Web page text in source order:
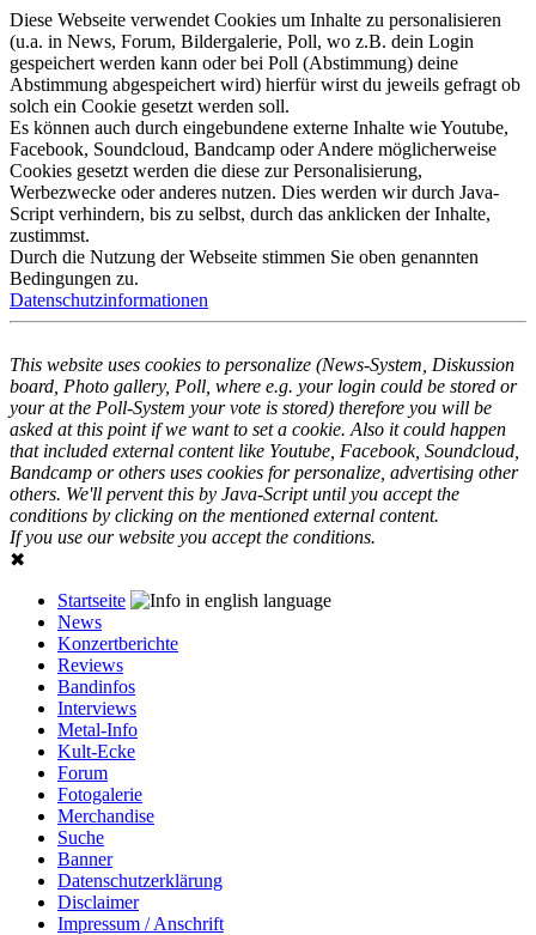
Diese Webseite verwendet Cookies um Inhalte zu personalisieren
(u.a. in News, Forum, Bildergalerie, Poll, wo z.B. dein Login
gespeichert werden kann oder bei Poll (Abstimmung) deine
Abstimmung abgespeichert wird) hierfür wirst du jeweils gefragt ob
solch ein Cookie gesetzt werden soll.
Es können auch durch eingebundene externe Inhalte wie Youtube,
Facebook, Soundcloud, Bandcamp oder Andere möglicherweise
Cookies gesetzt werden die diese zur Personalisierung,
Werbezwecke oder anderes nutzen. Dies werden wir durch Java-
Script verhindern, bis zu selbst, durch das anklicken der Inhalte,
zustimmst.
Durch die Nutzung der Webseite stimmen Sie oben genannten
Bedingungen zu.
Datenschutzinformationen
This website uses cookies to personalize (News-System, Diskussion
board, Photo gallery, Poll, where e.g. your login could be stored or
your at the Poll-System your vote is stored) therefore you will be
asked at this point if we want to set a cookie. Also it could happen
that included external content like Youtube, Facebook, Soundcloud,
Bandcamp or others uses cookies for personalize, advertising other
others. We'll pervent this by Java-Script until you accept the
conditions by clicking on the mentioned external content.
If you use our website you accept the conditions.
✖
Startseite
News
Konzertberichte
Reviews
Bandinfos
Interviews
Metal-Info
Kult-Ecke
Forum
Fotogalerie
Merchandise
Suche
Banner
Datenschutzerklärung
Disclaimer
Impressum / Anschrift